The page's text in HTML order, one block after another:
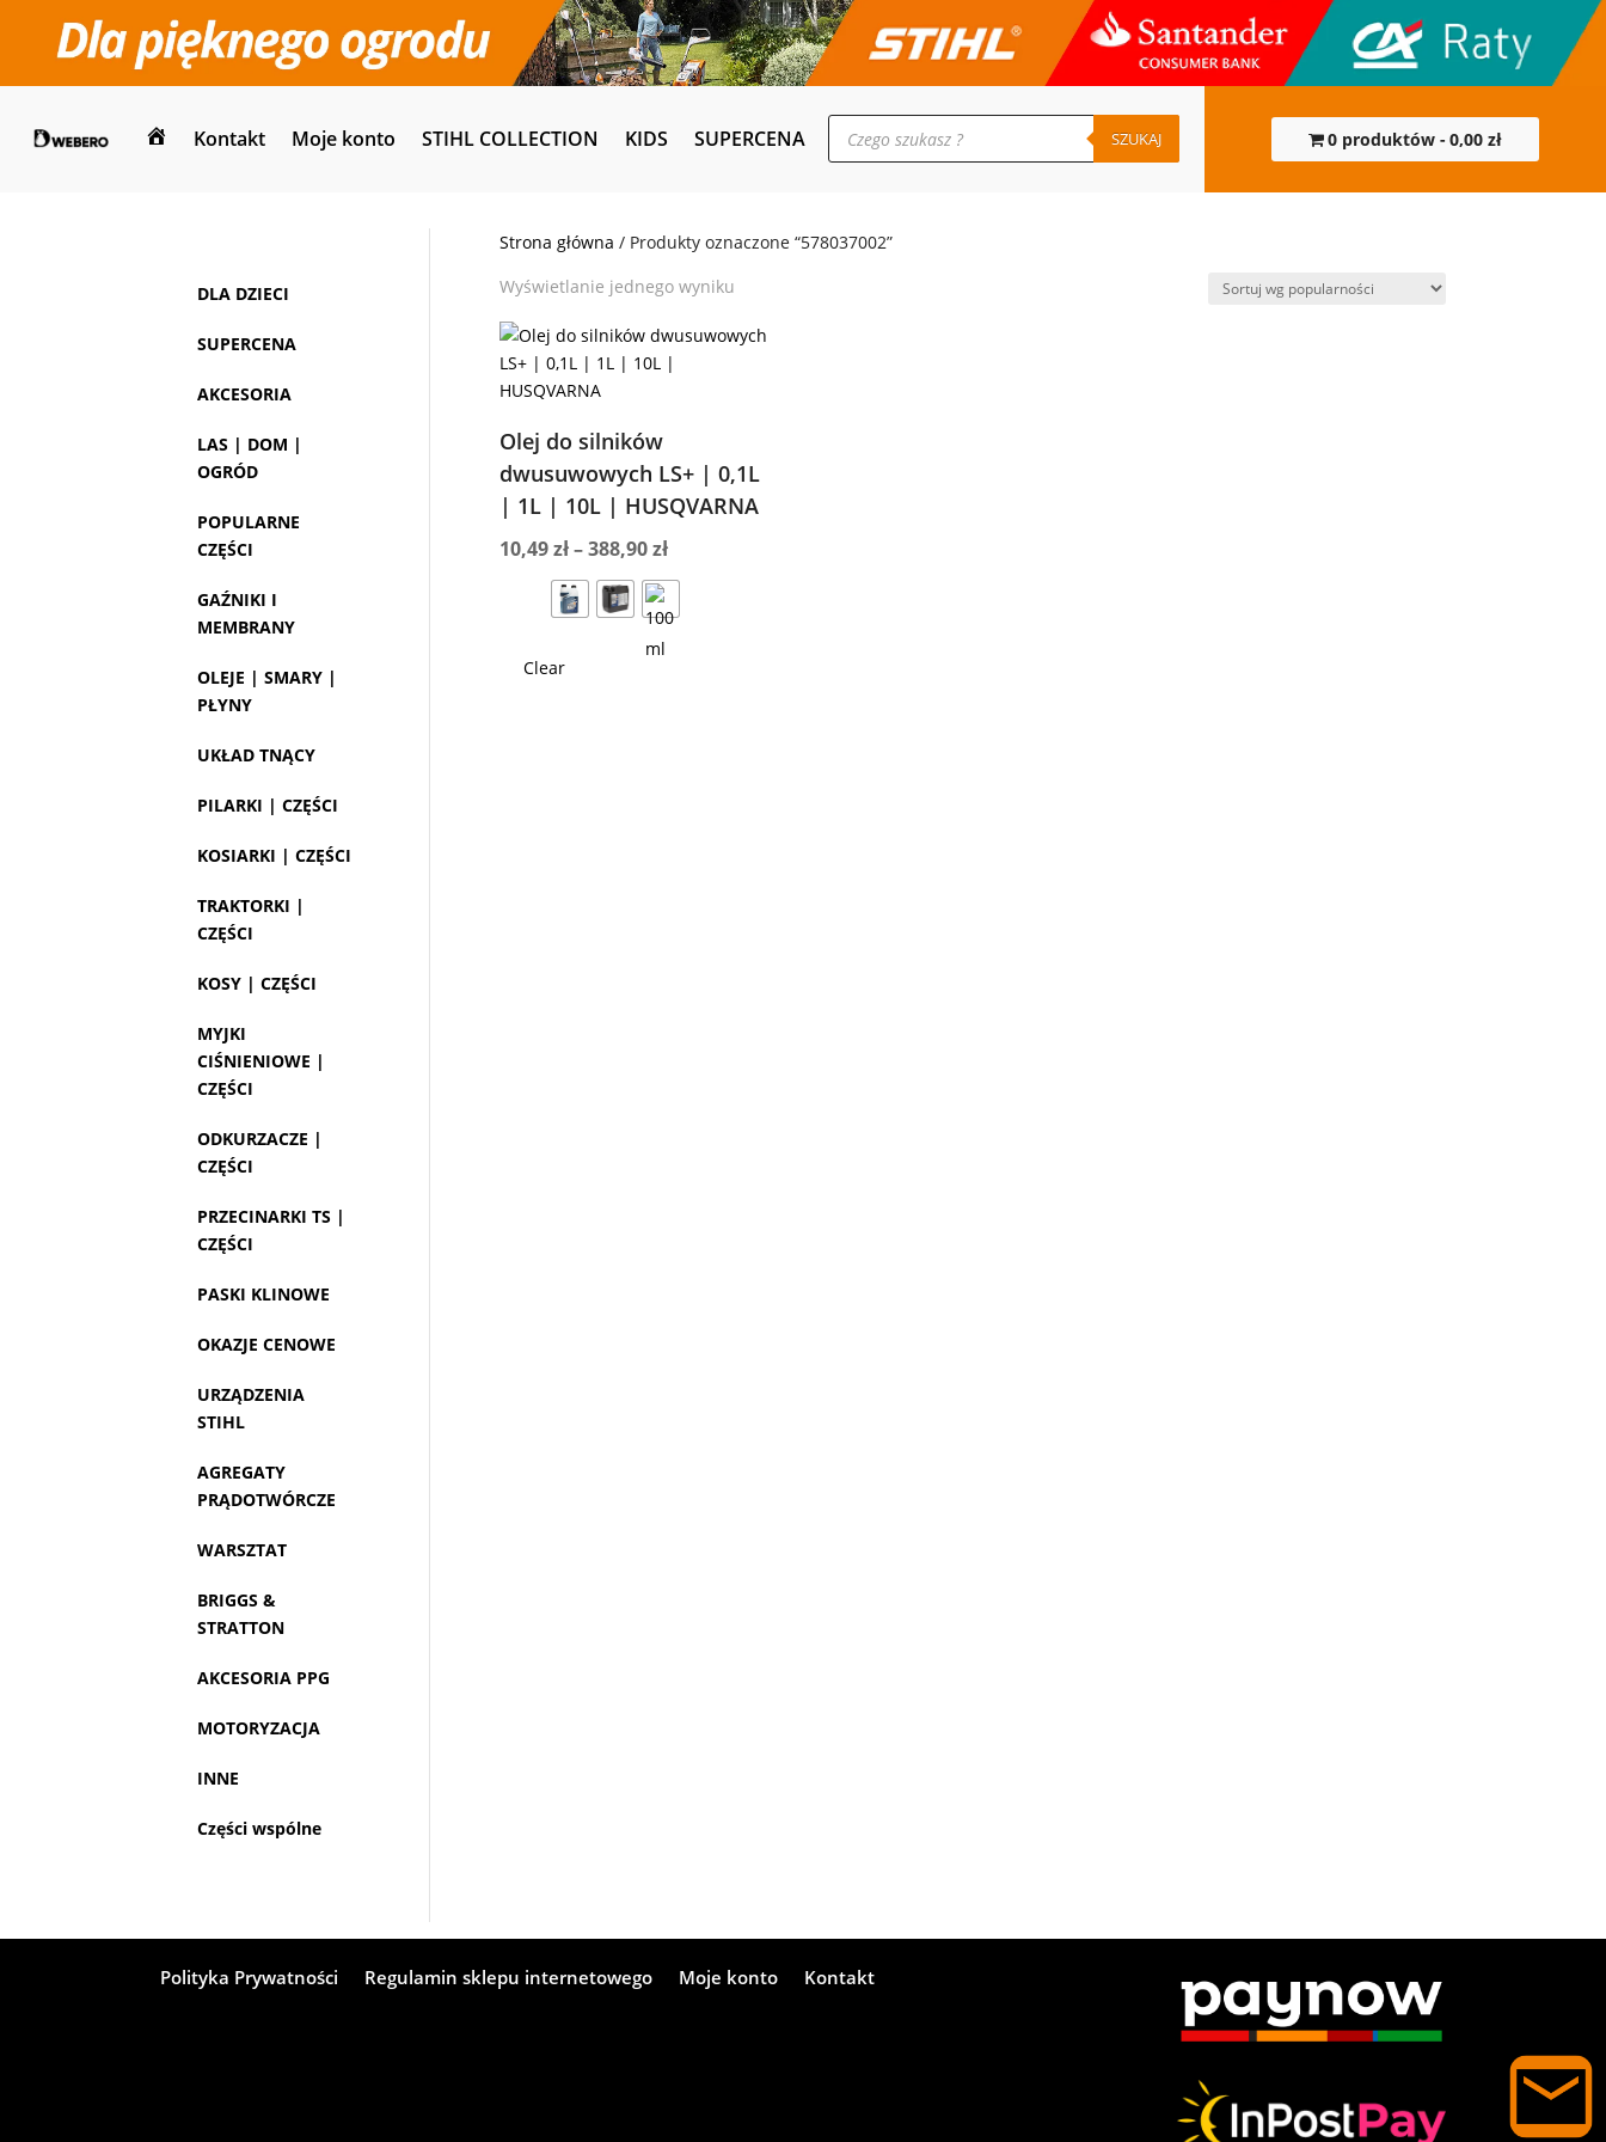
Dom Kontakt Moje konto STIHL COLLECTION KIDS SUPERCENA
Wyszukiwarka
produktów SZUKAJ 0 produktów 0,00 zł
Strona główna / Produkty oznaczone “578037002”
Wyświetlanie jednego wyniku
Olej do silników
dwusuwowych LS+ | 0,1L
| 1L | 10L | HUSQVARNA
10,49zł–388,90złZakres
cen:
od
Clear
DLA DZIECI
SUPERCENA
AKCESORIA
LAS | DOM |
OGRÓD
POPULARNE
CZĘŚCI
GAŹNIKI I
MEMBRANY
OLEJE | SMARY |
PŁYNY
UKŁAD TNĄCY
PILARKI | CZĘŚCI
KOSIARKI | CZĘŚCI
TRAKTORKI |
CZĘŚCI
KOSY | CZĘŚCI
MYJKI
CIŚNIENIOWE |
CZĘŚCI
ODKURZACZE |
CZĘŚCI
PRZECINARKI TS |
CZĘŚCI
PASKI KLINOWE
OKAZJE CENOWE
URZĄDZENIA
STIHL
AGREGATY
PRĄDOTWÓRCZE
WARSZTAT
BRIGGS &
STRATTON
AKCESORIA PPG
MOTORYZACJA
INNE
Części wspólne
Polityka Prywatności Regulamin sklepu internetowego Moje konto Kontakt